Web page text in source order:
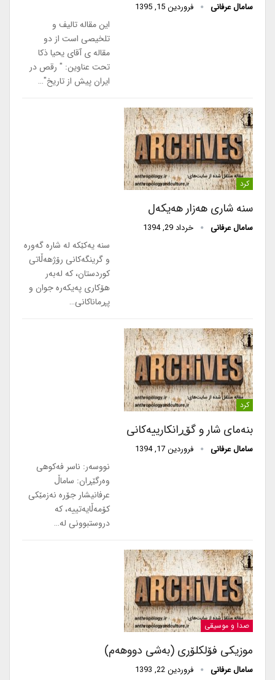
سامال عرفانی فروردین 15, 1395
این مقاله تالیف و
تلخیصی است از دو
مقاله­ ی آقای یحیا ذکا
تحت عناوين: " رقص در
ایران پیش از تاریخ"…
کرد
سنە شاری هەزار هەیکەل
سامال عرفانی خرداد 29, 1394
سنە یەکێکە لە شارە گەورە
و گرینگەکانی رۆژهەڵاتی
کوردستان، کە لەبەر
هۆکاری پەیکەرە جوان و
پڕماناکانی…
کرد
بنەمای شار و گۆڕانکارییەکانی
سامال عرفانی فروردین 17, 1394
نووسەر: ناسر فەکوهی
وەرگێڕان: ساماڵ
عرفانیشار جۆرە نەزمێکی
کۆمەڵایەتییە، کە
دروستبوونی لە…
صدا و موسیقی
موزیکی فۆلکلۆری (بەشی دووهەم)
سامال عرفانی فروردین 22, 1393